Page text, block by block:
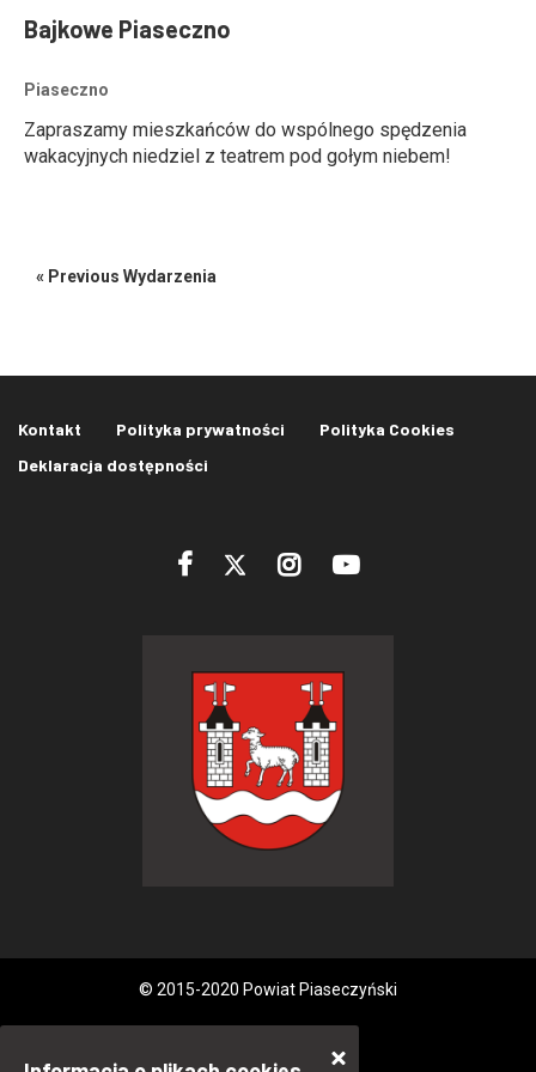
Bajkowe Piaseczno
Piaseczno
Zapraszamy mieszkańców do wspólnego spędzenia
wakacyjnych niedziel z teatrem pod gołym niebem!
« Previous Wydarzenia
Kontakt Polityka prywatności
Polityka Cookies
Deklaracja dostępności
© 2015-2020 Powiat Piaseczyński